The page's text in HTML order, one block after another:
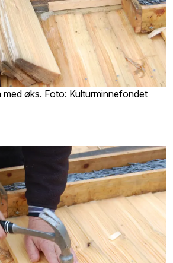
med øks. Foto: Kulturminnefondet